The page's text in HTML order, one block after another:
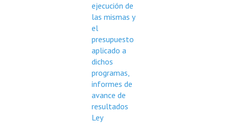
ejecución de
las mismas y
el
presupuesto
aplicado a
dichos
programas,
informes de
avance de
resultados
Ley